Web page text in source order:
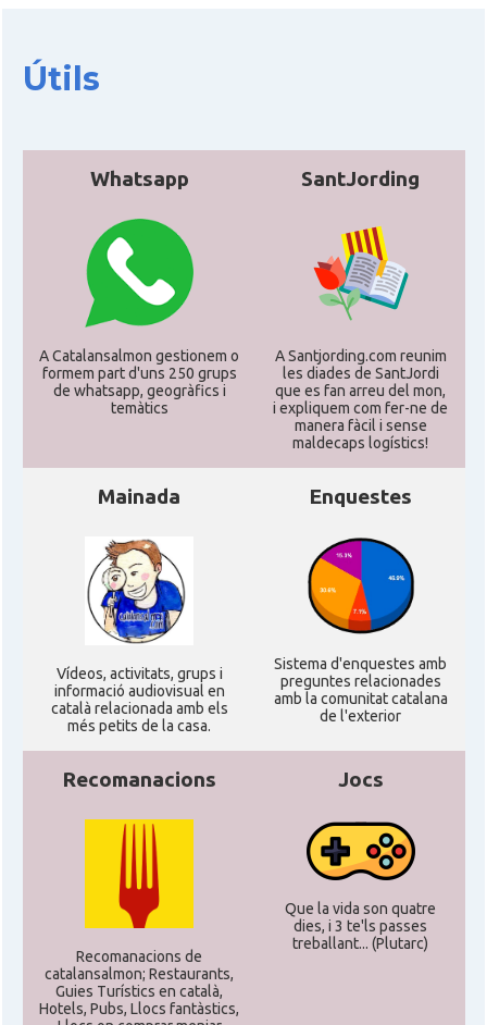
Útils
Whatsapp
A Catalansalmon gestionem o
formem part d'uns 250 grups
de whatsapp, geogràfics i
temàtics
SantJording
A Santjording.com reunim
les diades de SantJordi
que es fan arreu del mon,
i expliquem com fer-ne de
manera fàcil i sense
maldecaps logí­stics!
Mainada
Ví­deos, activitats, grups i
informació audiovisual en
català relacionada amb els
més petits de la casa.
Enquestes
Sistema d'enquestes amb
preguntes relacionades
amb la comunitat catalana
de l'exterior
Recomanacions
Recomanacions de
catalansalmon; Restaurants,
Guies Turístics en català,
Hotels, Pubs, Llocs fantàstics,
Jocs
Que la vida son quatre
dies, i 3 te'ls passes
treballant... (Plutarc)